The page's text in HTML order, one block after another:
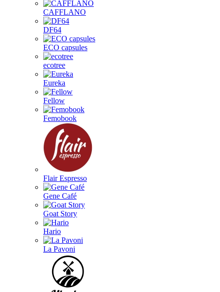
CAFFLANO
DF64
ECO capsules
ecotree
Eureka
Fellow
Femobook
Flair Espresso
Gene Café
Goat Story
Hario
La Pavoni